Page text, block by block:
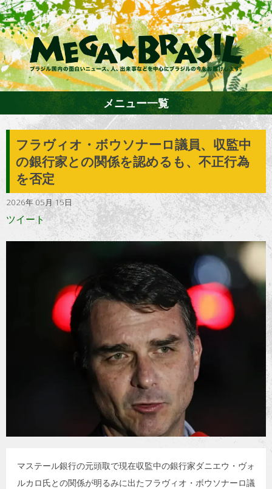
ホーム
ファション
エンターテイメント
トラベル
サッカー
PEOPLE
ビジネス
コラム
メニュー一覧
フラヴィオ・ボウソナーロ議員、収監中
の銀行家との関係を認めるも、不正行為
を否定
2026年 05月 15日
マステール銀行の元頭取で現在収監中の銀行家ダニエウ・ヴォ
ルカロ氏との関係が明るみに出たフラヴィオ・ボウソナーロ議